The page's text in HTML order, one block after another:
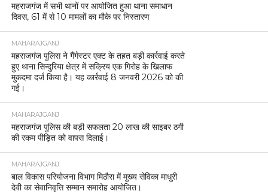
महराजगंज में सभी थानों पर आयोजित हुआ थाना समाधान
दिवस, 61 में से 10 मामलों का मौके पर निस्तारण
MAHARAJGANJ
महराजगंज पुलिस ने गैंगेस्टर एक्ट के तहत बड़ी कार्रवाई करते
हुए थाना सिन्दुरिया क्षेत्र में सक्रिय एक गिरोह के खिलाफ
मुकदमा दर्ज किया है। यह कार्रवाई 8 जनवरी 2026 को की
गई।
MAHARAJGANJ
महराजगंज पुलिस की बड़ी सफलता 20 लाख की साइबर ठगी
की रकम पीड़ित को वापस दिलाई।
MAHARAJGANJ
बाल विकास परियोजना विभाग मिठौरा में मुख्य सेविका माधुरी
देवी का सेवानिवृत्ति सम्मान समारोह आयोजित।